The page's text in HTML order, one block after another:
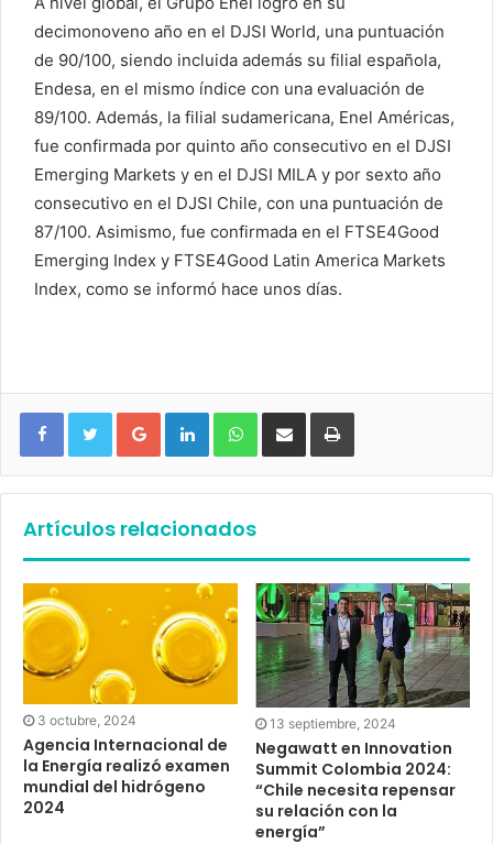
decimonoveno año en el DJSI World, una puntuación
de 90/100, siendo incluida además su filial española,
Endesa, en el mismo índice con una evaluación de
89/100. Además, la filial sudamericana, Enel Américas,
fue confirmada por quinto año consecutivo en el DJSI
Emerging Markets y en el DJSI MILA y por sexto año
consecutivo en el DJSI Chile, con una puntuación de
87/100. Asimismo, fue confirmada en el FTSE4Good
Emerging Index y FTSE4Good Latin America Markets
Index, como se informó hace unos días.
Google+ LinkedIn WhatsApp
Artículos relacionados
3 octubre, 2024
Agencia Internacional de
la Energía realizó examen
mundial del hidrógeno
2024
13 septiembre, 2024
Negawatt en Innovation
Summit Colombia 2024:
“Chile necesita repensar
su relación con la
energía”